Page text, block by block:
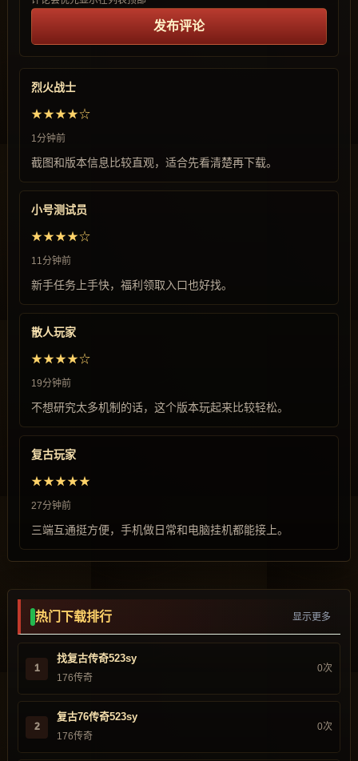
发布评论
烈火战士
★★★★☆
1分钟前
截图和版本信息比较直观，适合先看清楚再下载。
小号测试员
★★★★☆
11分钟前
新手任务上手快，福利领取入口也好找。
散人玩家
★★★★☆
19分钟前
不想研究太多机制的话，这个版本玩起来比较轻松。
复古玩家
★★★★★
27分钟前
三端互通挺方便，手机做日常和电脑挂机都能接上。
热门下载排行 显示更多
1
找复古传奇523sy
176传奇
0次
2
复古76传奇523sy
176传奇
0次